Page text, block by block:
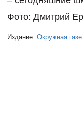
Фото: Дмитрий
Издание: Окружная